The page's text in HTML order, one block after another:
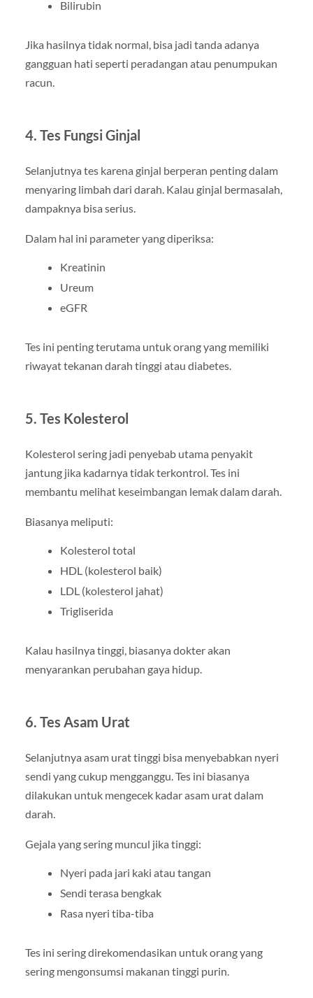
Bilirubin
Jika hasilnya tidak normal, bisa jadi tanda adanya
gangguan hati seperti peradangan atau penumpukan
racun.
4. Tes Fungsi Ginjal
Selanjutnya tes karena ginjal berperan penting dalam
menyaring limbah dari darah. Kalau ginjal bermasalah,
dampaknya bisa serius.
Dalam hal ini parameter yang diperiksa:
Kreatinin
Ureum
eGFR
Tes ini penting terutama untuk orang yang memiliki
riwayat tekanan darah tinggi atau diabetes.
5. Tes Kolesterol
Kolesterol sering jadi penyebab utama penyakit
jantung jika kadarnya tidak terkontrol. Tes ini
membantu melihat keseimbangan lemak dalam darah.
Biasanya meliputi:
Kolesterol total
HDL (kolesterol baik)
LDL (kolesterol jahat)
Trigliserida
Kalau hasilnya tinggi, biasanya dokter akan
menyarankan perubahan gaya hidup.
6. Tes Asam Urat
Selanjutnya asam urat tinggi bisa menyebabkan nyeri
sendi yang cukup mengganggu. Tes ini biasanya
dilakukan untuk mengecek kadar asam urat dalam
darah.
Gejala yang sering muncul jika tinggi:
Nyeri pada jari kaki atau tangan
Sendi terasa bengkak
Rasa nyeri tiba-tiba
Tes ini sering direkomendasikan untuk orang yang
sering mengonsumsi makanan tinggi purin.